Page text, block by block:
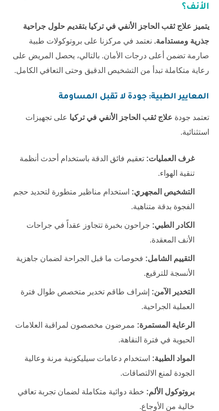
الأنف؟
يتميز علاج ثقب الحاجز الأنفي في تركيا بتقديم حلول جراحية
جذرية ومستدامة. نعتمد في مركزنا على بروتوكولات طبية
صارمة تضمن أعلى درجات الأمان. بالتالي، يحصل المريض على
رعاية متكاملة تبدأ من التشخيص الدقيق وحتى التعافي الكامل.
المعايير الطبية: جودة لا تقبل المساومة
تعتمد جودة علاج ثقب الحاجز الأنفي في تركيا على تجهيزات
استثنائية.
غرف العمليات: تعقيم فائق الدقة باستخدام أحدث أنظمة
تنقية الهواء.
التشخيص المجهري: استخدام مناظير متطورة لتحديد حجم
الفجوة بدقة متناهية.
الكادر الطبي: جراحون بخبرة تتجاوز عقداً في جراحات
الأنف المعقدة.
التقييم الشامل: فحوصات ما قبل الجراحة لضمان جاهزية
الأنسجة للترقيع.
التخدير الآمن: إشراف طاقم تخدير متخصص طوال فترة
العملية الجراحية.
الرعاية المستمرة: ممرضون مخصصون لمراقبة العلامات
الحيوية في فترة النقاهة.
المواد الطبية: استخدام دعامات سيليكونية مرنة وعالية
الجودة لمنع الالتصاقات.
بروتوكول الألم: خطة دوائية متكاملة لضمان تجربة تعافي
خالية من الأوجاع.